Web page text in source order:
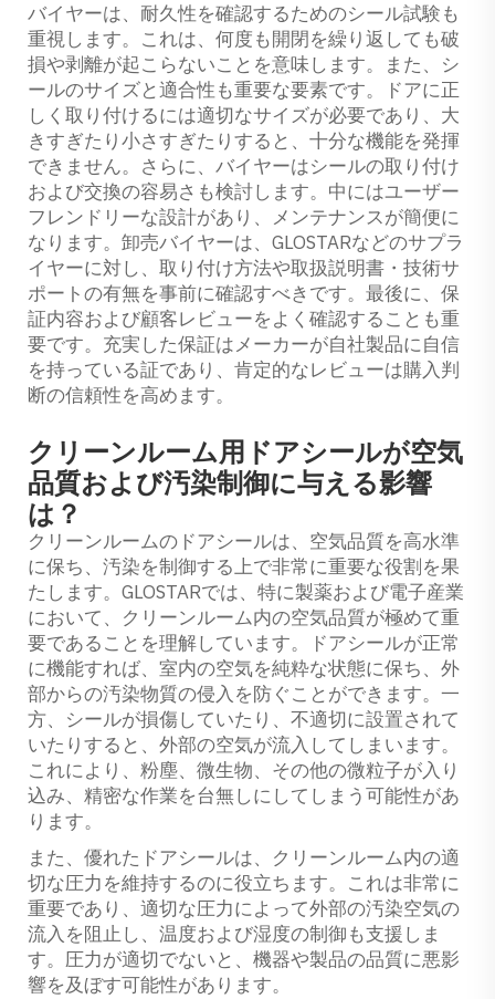
バイヤーは、耐久性を確認するためのシール試験も
重視します。これは、何度も開閉を繰り返しても破
損や剥離が起こらないことを意味します。また、シ
ールのサイズと適合性も重要な要素です。ドアに正
しく取り付けるには適切なサイズが必要であり、大
きすぎたり小さすぎたりすると、十分な機能を発揮
できません。さらに、バイヤーはシールの取り付け
および交換の容易さも検討します。中にはユーザー
フレンドリーな設計があり、メンテナンスが簡便に
なります。卸売バイヤーは、GLOSTARなどのサプラ
イヤーに対し、取り付け方法や取扱説明書・技術サ
ポートの有無を事前に確認すべきです。最後に、保
証内容および顧客レビューをよく確認することも重
要です。充実した保証はメーカーが自社製品に自信
を持っている証であり、肯定的なレビューは購入判
断の信頼性を高めます。
クリーンルーム用ドアシールが空気
品質および汚染制御に与える影響
は？
クリーンルームのドアシールは、空気品質を高水準
に保ち、汚染を制御する上で非常に重要な役割を果
たします。GLOSTARでは、特に製薬および電子産業
において、クリーンルーム内の空気品質が極めて重
要であることを理解しています。ドアシールが正常
に機能すれば、室内の空気を純粋な状態に保ち、外
部からの汚染物質の侵入を防ぐことができます。一
方、シールが損傷していたり、不適切に設置されて
いたりすると、外部の空気が流入してしまいます。
これにより、粉塵、微生物、その他の微粒子が入り
込み、精密な作業を台無しにしてしまう可能性があ
ります。
また、優れたドアシールは、クリーンルーム内の適
切な圧力を維持するのに役立ちます。これは非常に
重要であり、適切な圧力によって外部の汚染空気の
流入を阻止し、温度および湿度の制御も支援しま
す。圧力が適切でないと、機器や製品の品質に悪影
響を及ぼす可能性があります。